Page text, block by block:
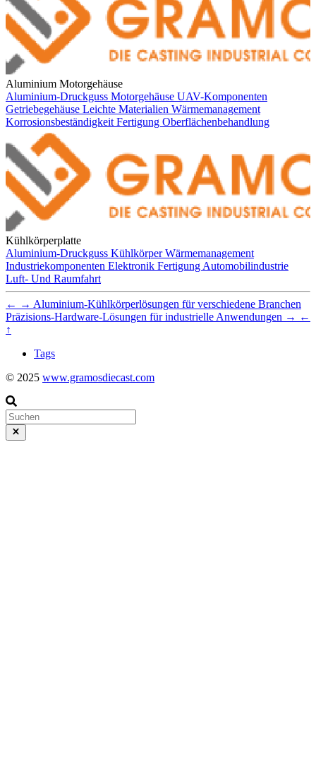
Aluminium Motorgehäuse
Aluminium-Druckguss Motorgehäuse UAV-Komponenten
Getriebegehäuse Leichte Materialien Wärmemanagement
Korrosionsbeständigkeit Fertigung Oberflächenbehandlung
Kühlkörperplatte
Aluminium-Druckguss KühlkörperWärmemanagement
Industriekomponenten Elektronik Fertigung Automobilindustrie
Luft- Und Raumfahrt
← → Aluminium-Kühlkörperlösungen für verschiedene Branchen
Präzisions-Hardware-Lösungen für industrielle Anwendungen → ←
↑
Tags
© 2025 www.gramosdiecast.com